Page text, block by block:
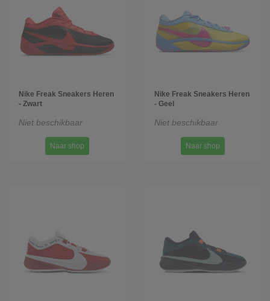
Nike Freak Sneakers Heren
- Zwart
Niet beschikbaar
Naar shop
Nike Freak Sneakers Heren
- Geel
Niet beschikbaar
Naar shop